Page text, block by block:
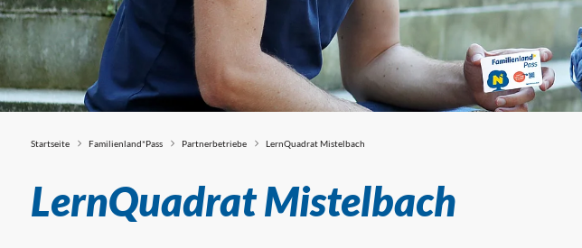
Partnerbetriebe
Startseite Familienland*Pass Partnerbetriebe LernQuadrat Mistelbach
LernQuadrat Mistelbach